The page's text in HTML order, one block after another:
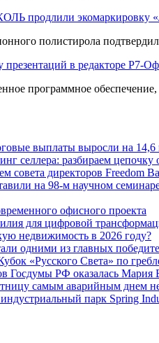
продлили экомаркировку
полистирола
презентаций в редакторе Р7-
программное обеспечение,
выплаты выросли на 14,6
селлера: разбираем цепочку
совета директоров Freedom
на 98-м научном
офисного проекта
для цифровой
недвижимость в 2026 году?
одними из главных
«Русского Света» по
Госдумы РФ оказалась Мария
самым аварийным днем
парк Spring